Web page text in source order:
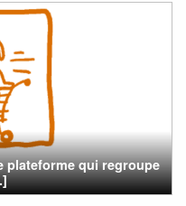
plateforme qui regroupe